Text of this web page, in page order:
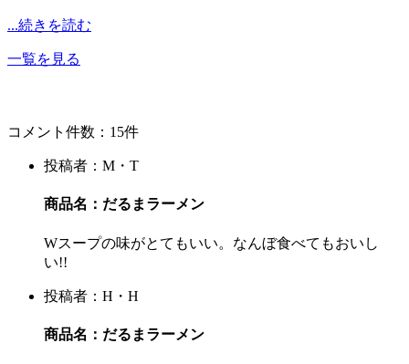
...続きを読む
一覧を見る
コメント件数：15件
投稿者：M・T
商品名：だるまラーメン
Wスープの味がとてもいい。なんぼ食べてもおいし
い!!
投稿者：H・H
商品名：だるまラーメン